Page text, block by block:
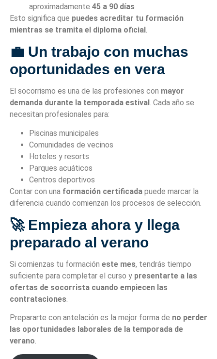
aproximadamente 45 a 90 días
Esto significa que puedes acreditar tu formación
mientras se tramita el diploma oficial
💼 Un trabajo con muchas
oportunidades en vera
El socorrismo es una de las profesiones con mayor
demanda durante la temporada estival. Cada año se
necesitan profesionales para:
Piscinas municipales
Comunidades de vecinos
Hoteles y resorts
Parques acuáticos
Centros deportivos
Contar con una formación certificada puede marcar la
diferencia cuando comienzan los procesos de selección.
🚀 Empieza ahora y llega
preparado al verano
Si comienzas tu formación este mes, tendrás tiempo
suficiente para completar el curso y presentarte a las
ofertas de socorrista cuando empiecen las
contrataciones.
Prepararte con antelación es la mejor forma de no perder
las oportunidades laborales de la temporada de
verano.